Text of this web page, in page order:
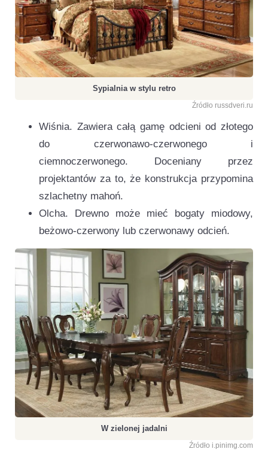
Sypialnia w stylu retro
Źródło russdveri.ru
Wiśnia. Zawiera całą gamę odcieni od złotego
do czerwonawo-czerwonego i
ciemnoczerwonego. Doceniany przez
projektantów za to, że konstrukcja przypomina
szlachetny mahoń.
Olcha. Drewno może mieć bogaty miodowy,
beżowo-czerwony lub czerwonawy odcień.
W zielonej jadalni
Źródło i.pinimg.com